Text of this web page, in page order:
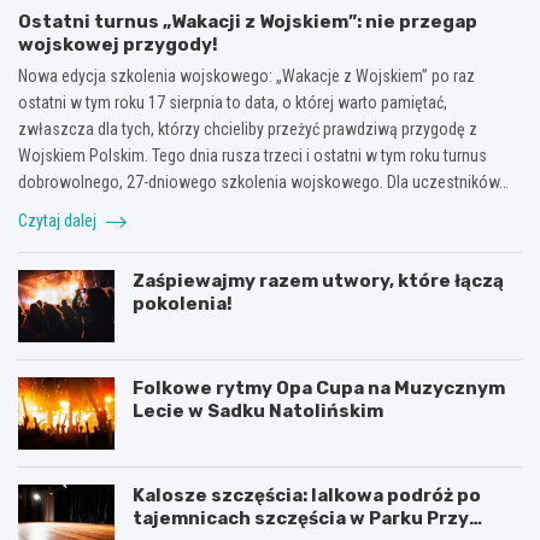
Ostatni turnus „Wakacji z Wojskiem”: nie przegap
wojskowej przygody!
Nowa edycja szkolenia wojskowego: „Wakacje z Wojskiem” po raz
ostatni w tym roku 17 sierpnia to data, o której warto pamiętać,
zwłaszcza dla tych, którzy chcieliby przeżyć prawdziwą przygodę z
Wojskiem Polskim. Tego dnia rusza trzeci i ostatni w tym roku turnus
dobrowolnego, 27-dniowego szkolenia wojskowego. Dla uczestników…
Czytaj dalej
Zaśpiewajmy razem utwory, które łączą
pokolenia!
Folkowe rytmy Opa Cupa na Muzycznym
Lecie w Sadku Natolińskim
Kalosze szczęścia: lalkowa podróż po
tajemnicach szczęścia w Parku Przy